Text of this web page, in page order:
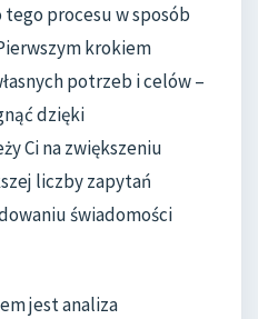
procesu w sposób
krokiem
potrzeb i celów –
dzięki
Ci na zwiększeniu
liczby zapytań
świadomości
jest analiza